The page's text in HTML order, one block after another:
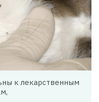
к лекарственным